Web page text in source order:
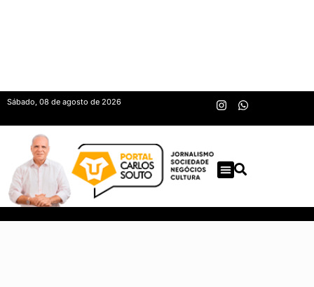
Sábado, 08 de agosto de 2026